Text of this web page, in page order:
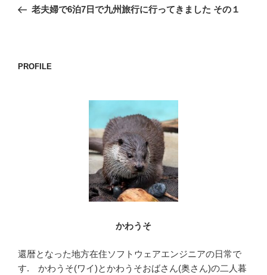
ナ
ー
の
老夫婦で6泊7日で九州旅行に行ってきました その１
PROFILE
かわうそ
還暦となった地方在住ソフトウェアエンジニアの日常で
す. かわうそ(ワイ)とかわうそおばさん(奥さん)の二人暮